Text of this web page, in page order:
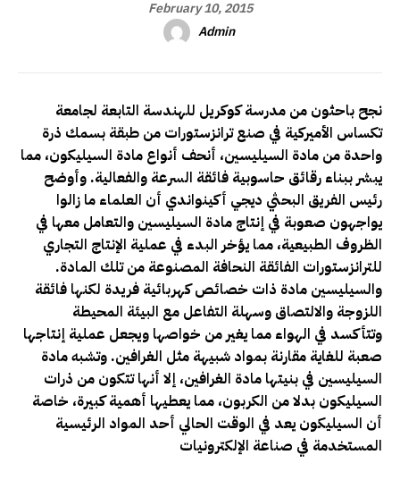
February 10, 2015
Admin
نجح باحثون من مدرسة كوكريل للهندسة التابعة لجامعة
تكساس الأميركية في صنع ترانزستورات من طبقة بسمك ذرة
واحدة من مادة السيليسين، أنحف أنواع مادة السيليكون، مما
يبشر ببناء رقائق حاسوبية فائقة السرعة والفعالية. وأوضح
رئيس الفريق البحثي ديجي أكينواندي أن العلماء ما زالوا
يواجهون صعوبة في إنتاج مادة السيليسين والتعامل معها في
الظروف الطبيعية، مما يؤخر البدء في عملية الإنتاج التجاري
للترانزستورات الفائقة النحافة المصنوعة من تلك المادة.
والسيليسين مادة ذات خصائص كهربائية فريدة لكنها فائقة
اللزوجة والالتصاق وسهلة التفاعل مع البيئة المحيطة
وتتأكسد في الهواء مما يغير من خواصها ويجعل عملية إنتاجها
صعبة للغاية مقارنة بمواد شبيهة مثل الغرافين. وتشبه مادة
السيليسين في بنيتها مادة الغرافين، إلا أنها تتكون من ذرات
السيليكون بدلا من الكربون، مما يعطيها أهمية كبيرة، خاصة
أن السيليكون يعد في الوقت الحالي أحد المواد الرئيسية
المستخدمة في صناعة الإلكترونيات